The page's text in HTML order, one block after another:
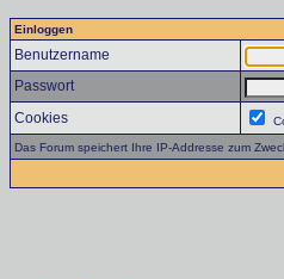
Einloggen
Benutzername
Passwort
Cookies
Das Forum speichert Ihre IP-Addresse zum